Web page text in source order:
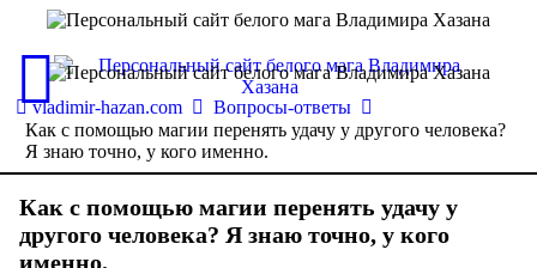
vladimir-hazan.com
Вопросы-ответы
Как с помощью магии перенять удачу у другого человека?
Я знаю точно, у кого именно.
Как с помощью магии перенять удачу у
другого человека? Я знаю точно, у кого
именно.